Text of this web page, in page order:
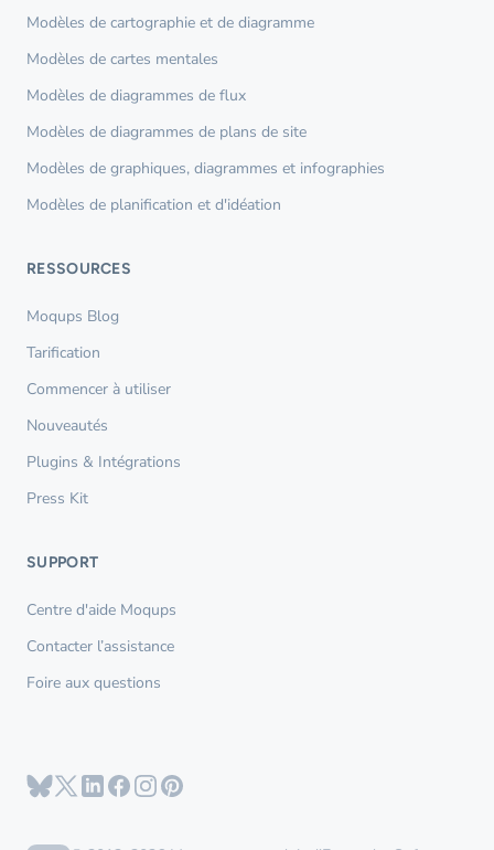
Modèles de cartographie et de diagramme
Modèles de cartes mentales
Modèles de diagrammes de flux
Modèles de diagrammes de plans de site
Modèles de graphiques, diagrammes et infographies
Modèles de planification et d'idéation
RESSOURCES
Moqups Blog
Tarification
Commencer à utiliser
Nouveautés
Plugins & Intégrations
Press Kit
SUPPORT
Centre d'aide Moqups
Contacter l’assistance
Foire aux questions